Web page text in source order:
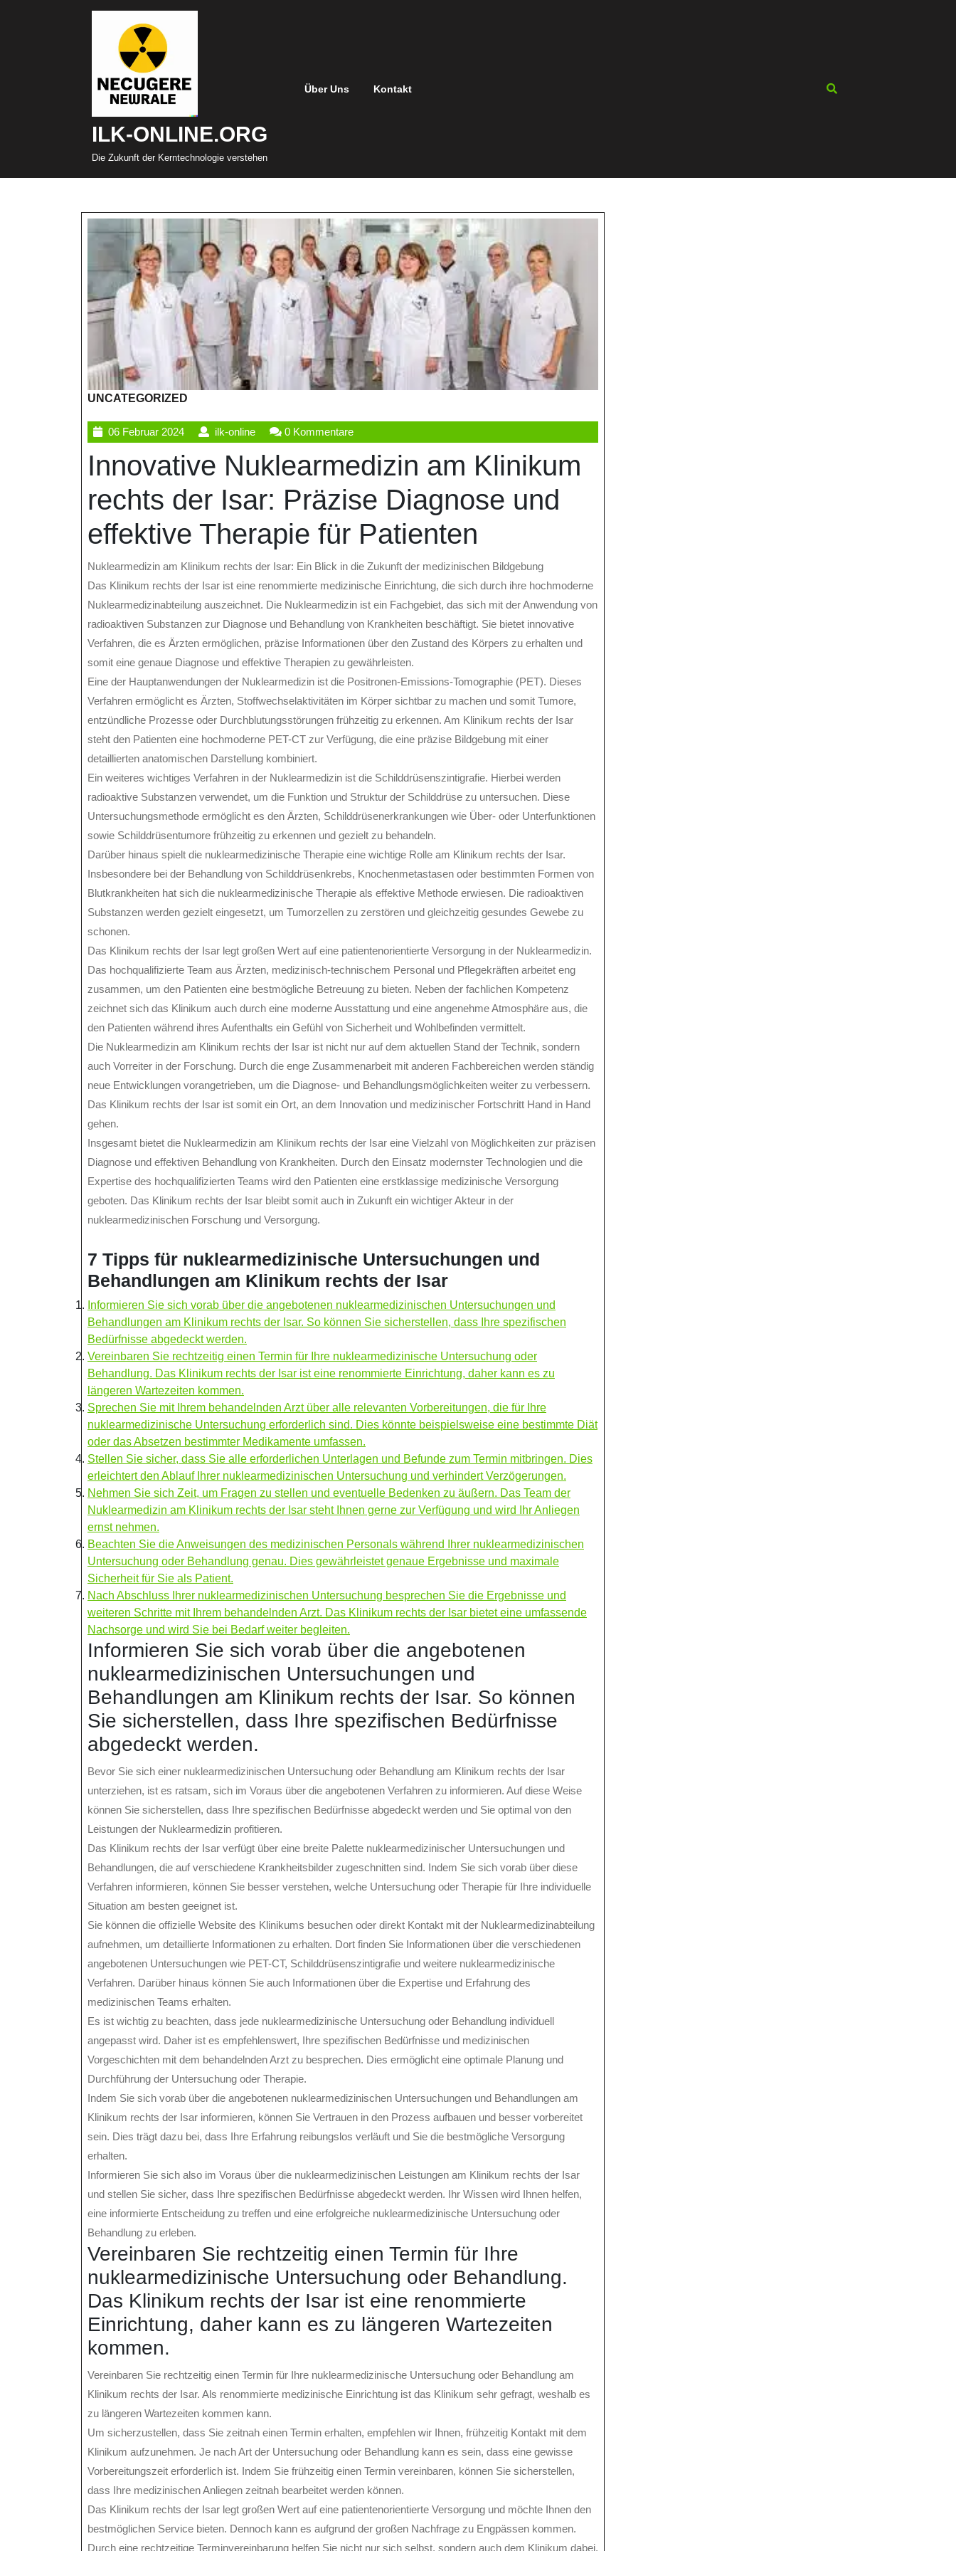
ILK-ONLINE.ORG
Die Zukunft der Kerntechnologie verstehen
Über Uns Kontakt
UNCATEGORIZED
06 Februar 202406
Februar
2024
ilk-onlineilk-
online
0 Kommentare
Innovative Nuklearmedizin am Klinikum
rechts der Isar: Präzise Diagnose und
effektive Therapie für Patienten
Nuklearmedizin am Klinikum rechts der Isar: Ein Blick in die Zukunft der medizinischen Bildgebung
Das Klinikum rechts der Isar ist eine renommierte medizinische Einrichtung, die sich durch ihre hochmoderne
Nuklearmedizinabteilung auszeichnet. Die Nuklearmedizin ist ein Fachgebiet, das sich mit der Anwendung von
radioaktiven Substanzen zur Diagnose und Behandlung von Krankheiten beschäftigt. Sie bietet innovative
Verfahren, die es Ärzten ermöglichen, präzise Informationen über den Zustand des Körpers zu erhalten und
somit eine genaue Diagnose und effektive Therapien zu gewährleisten.
Eine der Hauptanwendungen der Nuklearmedizin ist die Positronen-Emissions-Tomographie (PET). Dieses
Verfahren ermöglicht es Ärzten, Stoffwechselaktivitäten im Körper sichtbar zu machen und somit Tumore,
entzündliche Prozesse oder Durchblutungsstörungen frühzeitig zu erkennen. Am Klinikum rechts der Isar
steht den Patienten eine hochmoderne PET-CT zur Verfügung, die eine präzise Bildgebung mit einer
detaillierten anatomischen Darstellung kombiniert.
Ein weiteres wichtiges Verfahren in der Nuklearmedizin ist die Schilddrüsenszintigrafie. Hierbei werden
radioaktive Substanzen verwendet, um die Funktion und Struktur der Schilddrüse zu untersuchen. Diese
Untersuchungsmethode ermöglicht es den Ärzten, Schilddrüsenerkrankungen wie Über- oder Unterfunktionen
sowie Schilddrüsentumore frühzeitig zu erkennen und gezielt zu behandeln.
Darüber hinaus spielt die nuklearmedizinische Therapie eine wichtige Rolle am Klinikum rechts der Isar.
Insbesondere bei der Behandlung von Schilddrüsenkrebs, Knochenmetastasen oder bestimmten Formen von
Blutkrankheiten hat sich die nuklearmedizinische Therapie als effektive Methode erwiesen. Die radioaktiven
Substanzen werden gezielt eingesetzt, um Tumorzellen zu zerstören und gleichzeitig gesundes Gewebe zu
schonen.
Das Klinikum rechts der Isar legt großen Wert auf eine patientenorientierte Versorgung in der Nuklearmedizin.
Das hochqualifizierte Team aus Ärzten, medizinisch-technischem Personal und Pflegekräften arbeitet eng
zusammen, um den Patienten eine bestmögliche Betreuung zu bieten. Neben der fachlichen Kompetenz
zeichnet sich das Klinikum auch durch eine moderne Ausstattung und eine angenehme Atmosphäre aus, die
den Patienten während ihres Aufenthalts ein Gefühl von Sicherheit und Wohlbefinden vermittelt.
Die Nuklearmedizin am Klinikum rechts der Isar ist nicht nur auf dem aktuellen Stand der Technik, sondern
auch Vorreiter in der Forschung. Durch die enge Zusammenarbeit mit anderen Fachbereichen werden ständig
neue Entwicklungen vorangetrieben, um die Diagnose- und Behandlungsmöglichkeiten weiter zu verbessern.
Das Klinikum rechts der Isar ist somit ein Ort, an dem Innovation und medizinischer Fortschritt Hand in Hand
gehen.
Insgesamt bietet die Nuklearmedizin am Klinikum rechts der Isar eine Vielzahl von Möglichkeiten zur präzisen
Diagnose und effektiven Behandlung von Krankheiten. Durch den Einsatz modernster Technologien und die
Expertise des hochqualifizierten Teams wird den Patienten eine erstklassige medizinische Versorgung
geboten. Das Klinikum rechts der Isar bleibt somit auch in Zukunft ein wichtiger Akteur in der
nuklearmedizinischen Forschung und Versorgung.
7 Tipps für nuklearmedizinische Untersuchungen und
Behandlungen am Klinikum rechts der Isar
Informieren Sie sich vorab über die angebotenen nuklearmedizinischen Untersuchungen und
Behandlungen am Klinikum rechts der Isar. So können Sie sicherstellen, dass Ihre spezifischen
Bedürfnisse abgedeckt werden.
Vereinbaren Sie rechtzeitig einen Termin für Ihre nuklearmedizinische Untersuchung oder
Behandlung. Das Klinikum rechts der Isar ist eine renommierte Einrichtung, daher kann es zu
längeren Wartezeiten kommen.
Sprechen Sie mit Ihrem behandelnden Arzt über alle relevanten Vorbereitungen, die für Ihre
nuklearmedizinische Untersuchung erforderlich sind. Dies könnte beispielsweise eine bestimmte Diät
oder das Absetzen bestimmter Medikamente umfassen.
Stellen Sie sicher, dass Sie alle erforderlichen Unterlagen und Befunde zum Termin mitbringen. Dies
erleichtert den Ablauf Ihrer nuklearmedizinischen Untersuchung und verhindert Verzögerungen.
Nehmen Sie sich Zeit, um Fragen zu stellen und eventuelle Bedenken zu äußern. Das Team der
Nuklearmedizin am Klinikum rechts der Isar steht Ihnen gerne zur Verfügung und wird Ihr Anliegen
ernst nehmen.
Beachten Sie die Anweisungen des medizinischen Personals während Ihrer nuklearmedizinischen
Untersuchung oder Behandlung genau. Dies gewährleistet genaue Ergebnisse und maximale
Sicherheit für Sie als Patient.
Nach Abschluss Ihrer nuklearmedizinischen Untersuchung besprechen Sie die Ergebnisse und
weiteren Schritte mit Ihrem behandelnden Arzt. Das Klinikum rechts der Isar bietet eine umfassende
Nachsorge und wird Sie bei Bedarf weiter begleiten.
Informieren Sie sich vorab über die angebotenen
nuklearmedizinischen Untersuchungen und
Behandlungen am Klinikum rechts der Isar. So können
Sie sicherstellen, dass Ihre spezifischen Bedürfnisse
abgedeckt werden.
Bevor Sie sich einer nuklearmedizinischen Untersuchung oder Behandlung am Klinikum rechts der Isar
unterziehen, ist es ratsam, sich im Voraus über die angebotenen Verfahren zu informieren. Auf diese Weise
können Sie sicherstellen, dass Ihre spezifischen Bedürfnisse abgedeckt werden und Sie optimal von den
Leistungen der Nuklearmedizin profitieren.
Das Klinikum rechts der Isar verfügt über eine breite Palette nuklearmedizinischer Untersuchungen und
Behandlungen, die auf verschiedene Krankheitsbilder zugeschnitten sind. Indem Sie sich vorab über diese
Verfahren informieren, können Sie besser verstehen, welche Untersuchung oder Therapie für Ihre individuelle
Situation am besten geeignet ist.
Sie können die offizielle Website des Klinikums besuchen oder direkt Kontakt mit der Nuklearmedizinabteilung
aufnehmen, um detaillierte Informationen zu erhalten. Dort finden Sie Informationen über die verschiedenen
angebotenen Untersuchungen wie PET-CT, Schilddrüsenszintigrafie und weitere nuklearmedizinische
Verfahren. Darüber hinaus können Sie auch Informationen über die Expertise und Erfahrung des
medizinischen Teams erhalten.
Es ist wichtig zu beachten, dass jede nuklearmedizinische Untersuchung oder Behandlung individuell
angepasst wird. Daher ist es empfehlenswert, Ihre spezifischen Bedürfnisse und medizinischen
Vorgeschichten mit dem behandelnden Arzt zu besprechen. Dies ermöglicht eine optimale Planung und
Durchführung der Untersuchung oder Therapie.
Indem Sie sich vorab über die angebotenen nuklearmedizinischen Untersuchungen und Behandlungen am
Klinikum rechts der Isar informieren, können Sie Vertrauen in den Prozess aufbauen und besser vorbereitet
sein. Dies trägt dazu bei, dass Ihre Erfahrung reibungslos verläuft und Sie die bestmögliche Versorgung
erhalten.
Informieren Sie sich also im Voraus über die nuklearmedizinischen Leistungen am Klinikum rechts der Isar
und stellen Sie sicher, dass Ihre spezifischen Bedürfnisse abgedeckt werden. Ihr Wissen wird Ihnen helfen,
eine informierte Entscheidung zu treffen und eine erfolgreiche nuklearmedizinische Untersuchung oder
Behandlung zu erleben.
Vereinbaren Sie rechtzeitig einen Termin für Ihre
nuklearmedizinische Untersuchung oder Behandlung.
Das Klinikum rechts der Isar ist eine renommierte
Einrichtung, daher kann es zu längeren Wartezeiten
kommen.
Vereinbaren Sie rechtzeitig einen Termin für Ihre nuklearmedizinische Untersuchung oder Behandlung am
Klinikum rechts der Isar. Als renommierte medizinische Einrichtung ist das Klinikum sehr gefragt, weshalb es
zu längeren Wartezeiten kommen kann.
Um sicherzustellen, dass Sie zeitnah einen Termin erhalten, empfehlen wir Ihnen, frühzeitig Kontakt mit dem
Klinikum aufzunehmen. Je nach Art der Untersuchung oder Behandlung kann es sein, dass eine gewisse
Vorbereitungszeit erforderlich ist. Indem Sie frühzeitig einen Termin vereinbaren, können Sie sicherstellen,
dass Ihre medizinischen Anliegen zeitnah bearbeitet werden können.
Das Klinikum rechts der Isar legt großen Wert auf eine patientenorientierte Versorgung und möchte Ihnen den
bestmöglichen Service bieten. Dennoch kann es aufgrund der großen Nachfrage zu Engpässen kommen.
Durch eine rechtzeitige Terminvereinbarung helfen Sie nicht nur sich selbst, sondern auch dem Klinikum dabei,